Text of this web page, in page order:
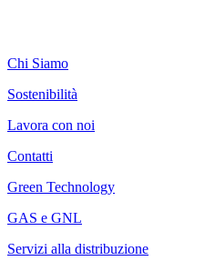
Chi Siamo
Sostenibilità
Lavora con noi
Contatti
Green Technology
GAS e GNL
Servizi alla distribuzione